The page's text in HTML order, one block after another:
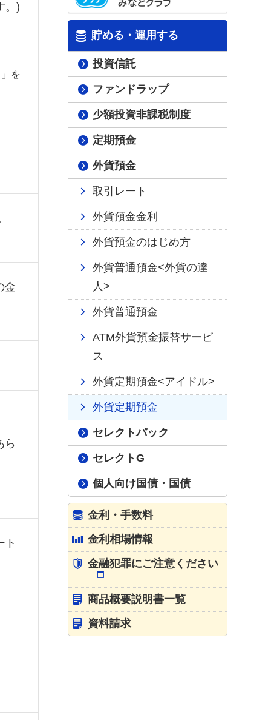
。)
を
金
ら
ト
貯める・運用する
投資信託
ファンドラップ
少額投資非課税制度
定期預金
外貨預金
取引レート
外貨預金金利
外貨預金のはじめ方
外貨普通預金<外貨の達
人>
外貨普通預金
ATM外貨預金振替サービ
ス
外貨定期預金<アイドル>
外貨定期預金
セレクトパック
セレクトG
個人向け国債・国債
金利・手数料
金利相場情報
金融犯罪にご注意ください
商品概要説明書一覧
資料請求